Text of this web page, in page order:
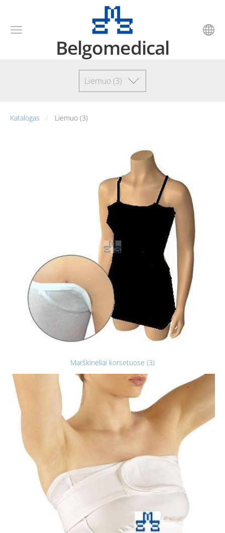
Belgomedical
Liemuo (3)
Katalogas Liemuo (3)
Marškinėliai korsetuose (3)